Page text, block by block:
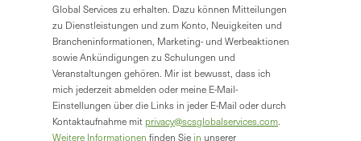
Global Services zu erhalten. Dazu können Mitteilungen
zu Dienstleistungen und zum Konto, Neuigkeiten und
Brancheninformationen, Marketing- und Werbeaktionen
sowie Ankündigungen zu Schulungen und
Veranstaltungen gehören. Mir ist bewusst, dass ich
mich jederzeit abmelden oder meine E-Mail-
Einstellungen über die Links in jeder E-Mail oder durch
Kontaktaufnahme mit privacy@scsglobalservices.com
Weitere Informationen finden Sie in unserer